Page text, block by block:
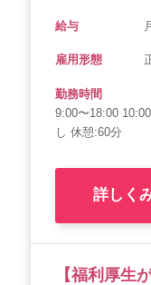
給与
雇用形態
勤務時間
9:00〜18:00
し 休憩:60分
詳しく
【福利厚生